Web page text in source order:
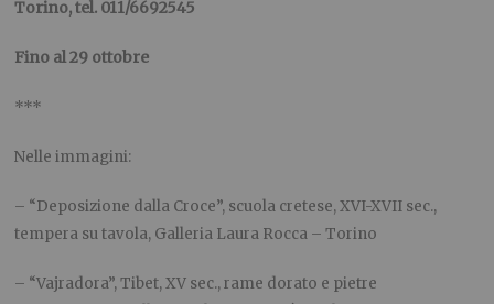
Torino, tel. 011/6692545
Fino al 29 ottobre
***
Nelle immagini:
– “Deposizione dalla Croce”, scuola cretese, XVI-XVII sec.,
tempera su tavola, Galleria Laura Rocca – Torino
– “Vajradora”, Tibet, XV sec., rame dorato e pietre